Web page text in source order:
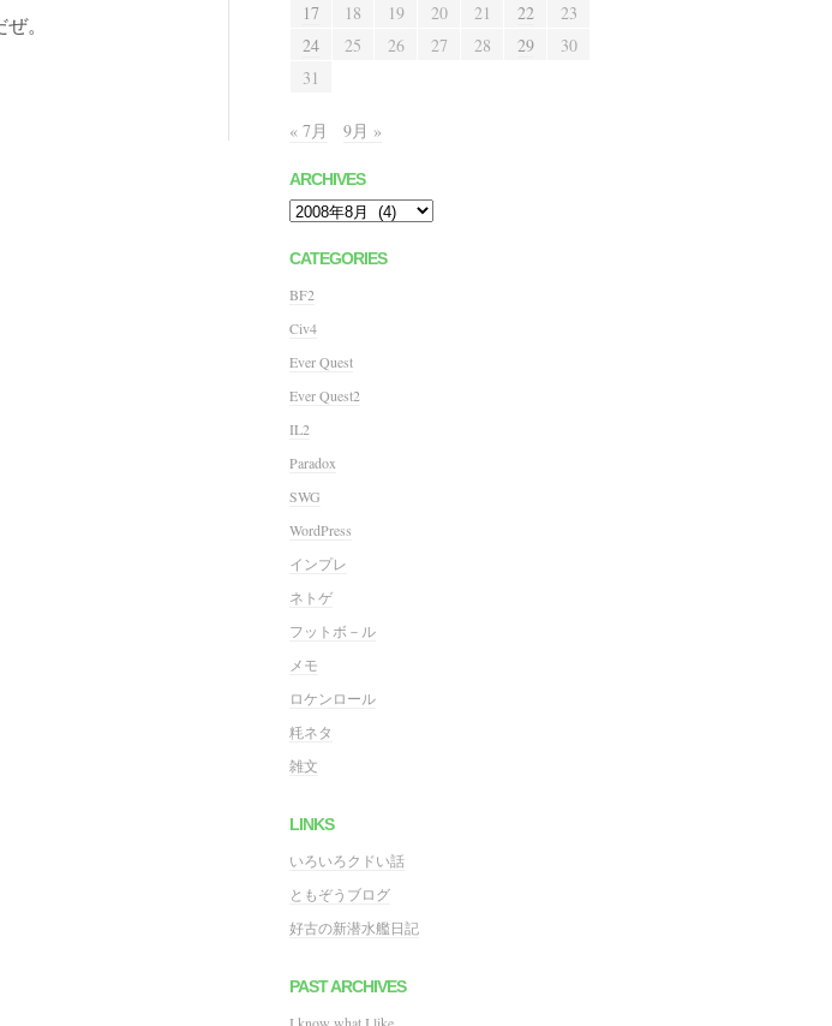
。
17
18 19 20 21 22
23
24
25 26 27 28 29
30
31
« 7月 9月 »
ARCHIVES
Archives
CATEGORIES
BF2
Civ4
Ever Quest
Ever Quest2
IL2
Paradox
SWG
WordPress
インプレ
ネトゲ
フットボ－ル
メモ
ロケンロール
粍ネタ
雑文
LINKS
いろいろクドい話
ともぞうブログ
好古の新潜水艦日記
PAST ARCHIVES